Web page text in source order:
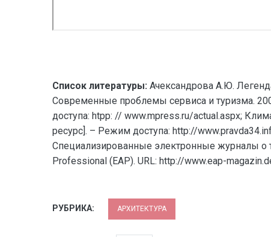
Список литературы: Ачександрова А.Ю.
Современные проблемы сервиса и туризма.
доступа: htpp: // www.mpress.ru/actual.aspx;
ресурс]. – Режим доступа: http://
Специализированные электронные журналы о
Professional (EAP). URL: http://www.eap-
РУБРИКА: АРХИТЕКТУРА